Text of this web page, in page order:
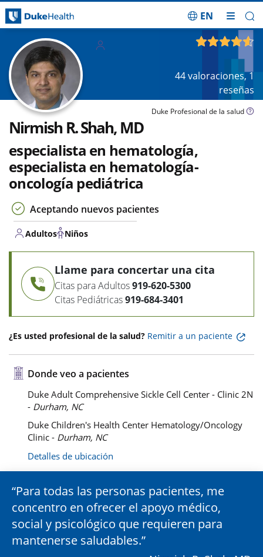
EN
4.58de 5
44valoraciones,1
reseñas
Duke Profesional de la salud
Nirmish R. Shah, MD
especialista en hematología,
especialista en hematología-
oncología pediátrica
Aceptando nuevos pacientes
Adultos Niños
Llame para concertar una cita
Citas para Adultos919-620-5300
Citas Pediátricas919-684-3401
¿Es usted profesional de la salud? Remitir a un paciente
Donde veo a pacientes
Duke Adult Comprehensive Sickle Cell Center - Clinic 2N
- Durham, NC
Duke Children's Health Center Hematology/Oncology
Clinic - Durham, NC
Detalles de ubicación
Para todas las personas pacientes, me
concentro en ofrecer el apoyo médico,
social y psicológico que requieren para
mantenerse saludables.